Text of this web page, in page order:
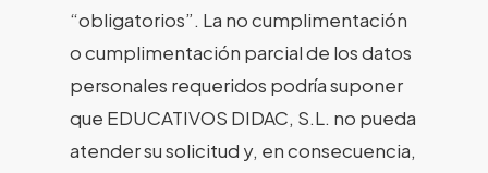
“obligatorios”. La no cumplimentación
o cumplimentación parcial de los datos
personales requeridos podría suponer
que EDUCATIVOS DIDAC, S.L. no pueda
atender su solicitud y, en consecuencia,